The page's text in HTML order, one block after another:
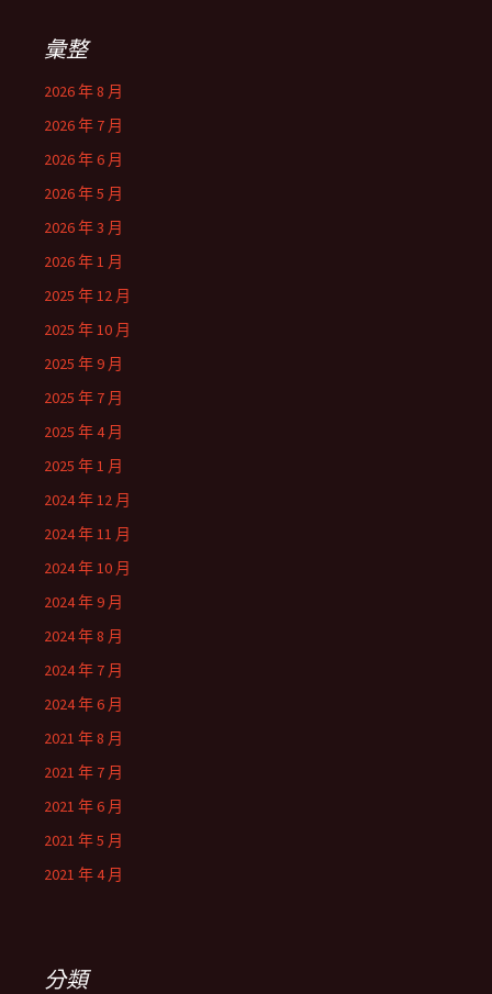
彙整
2026 年 8 月
2026 年 7 月
2026 年 6 月
2026 年 5 月
2026 年 3 月
2026 年 1 月
2025 年 12 月
2025 年 10 月
2025 年 9 月
2025 年 7 月
2025 年 4 月
2025 年 1 月
2024 年 12 月
2024 年 11 月
2024 年 10 月
2024 年 9 月
2024 年 8 月
2024 年 7 月
2024 年 6 月
2021 年 8 月
2021 年 7 月
2021 年 6 月
2021 年 5 月
2021 年 4 月
分類